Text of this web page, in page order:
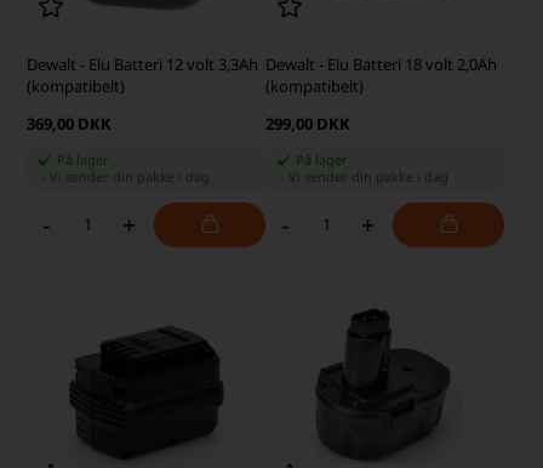
Dewalt - Elu Batteri 12 volt 3,3Ah
(kompatibelt)
369,00 DKK
På lager
-Vi sender din pakke i dag
- +
Dewalt - Elu Batteri 18 volt 2,0Ah
(kompatibelt)
299,00 DKK
På lager
Vi sender din pakke i dag
- +